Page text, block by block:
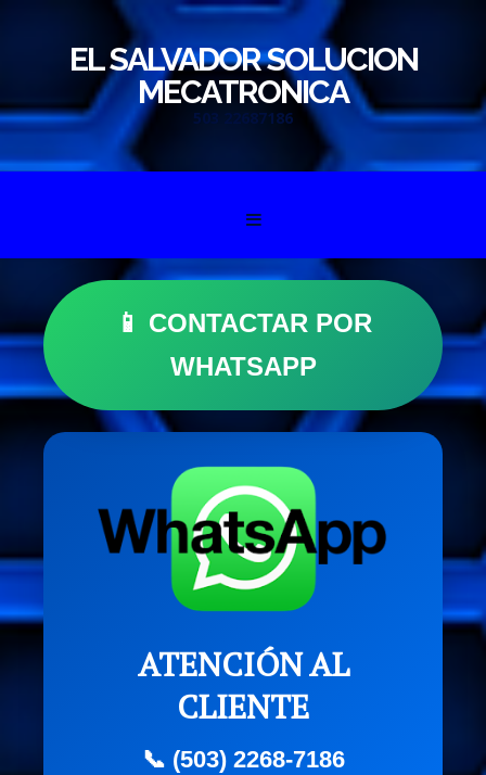
EL SALVADOR SOLUCION
MECATRONICA
503 22687186
Skip to content
📱 CONTACTAR POR
WHATSAPP
ATENCIÓN AL
CLIENTE
📞 (503) 2268-7186